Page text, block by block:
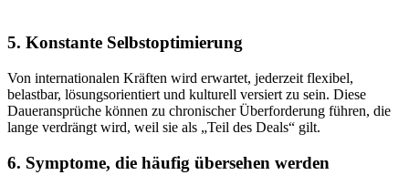
5. Konstante Selbstoptimierung
Von internationalen Kräften wird erwartet, jederzeit flexibel,
belastbar, lösungsorientiert und kulturell versiert zu sein. Diese
Daueransprüche können zu chronischer Überforderung führen, die
lange verdrängt wird, weil sie als „Teil des Deals“ gilt.
6. Symptome, die häufig übersehen werden